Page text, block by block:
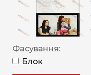
Фасування:
Блок